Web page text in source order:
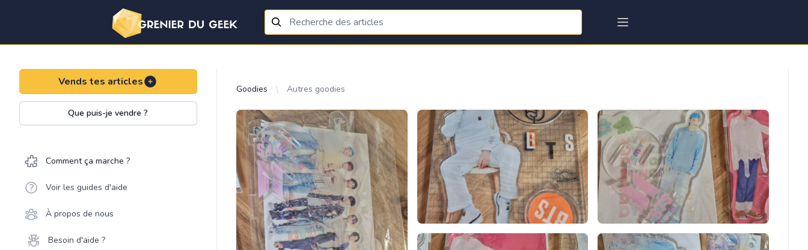
Vends tes articles
Que puis-je vendre ?
Comment ça marche ?
Voir les guides d'aide
À propos de nous
Besoin d'aide ?
Goodies Autres goodies